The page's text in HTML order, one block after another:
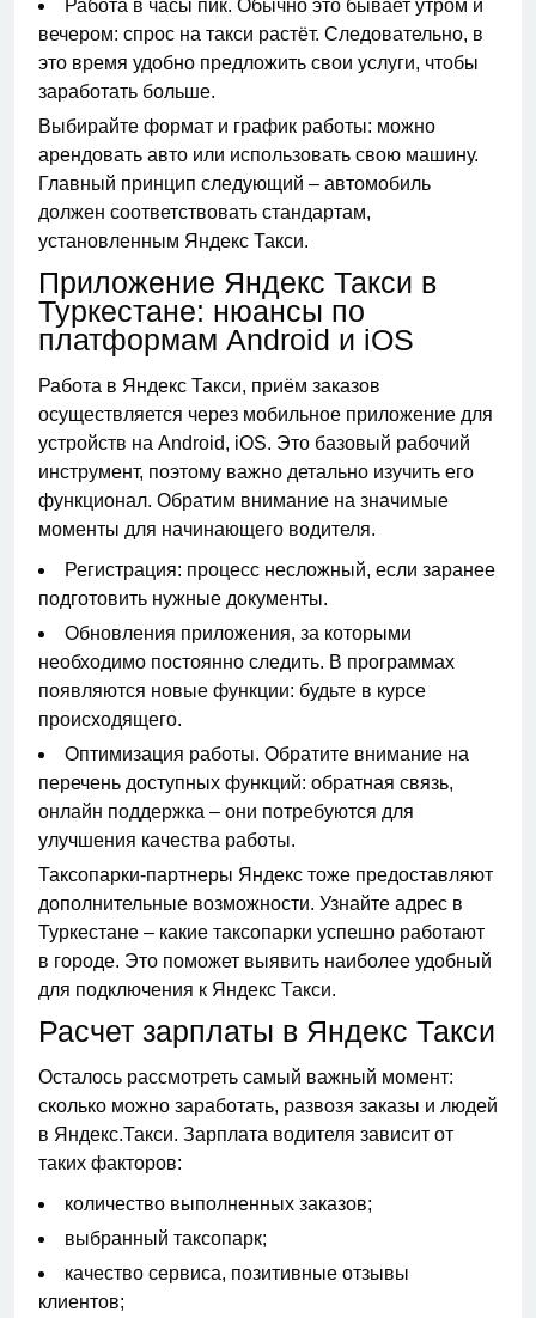
Работа в часы пик. Обычно это бывает утром и
вечером: спрос на такси растёт. Следовательно, в
это время удобно предложить свои услуги, чтобы
заработать больше.
Выбирайте формат и график работы: можно
арендовать авто или использовать свою машину.
Главный принцип следующий – автомобиль
должен соответствовать стандартам,
установленным Яндекс Такси.
Приложение Яндекс Такси в
Туркестане: нюансы по
платформам Android и iOS
Работа в Яндекс Такси, приём заказов
осуществляется через мобильное приложение для
устройств на Android, iOS. Это базовый рабочий
инструмент, поэтому важно детально изучить его
функционал. Обратим внимание на значимые
моменты для начинающего водителя.
Регистрация: процесс несложный, если заранее
подготовить нужные документы.
Обновления приложения, за которыми
необходимо постоянно следить. В программах
появляются новые функции: будьте в курсе
происходящего.
Оптимизация работы. Обратите внимание на
перечень доступных функций: обратная связь,
онлайн поддержка – они потребуются для
улучшения качества работы.
Таксопарки-партнеры Яндекс тоже предоставляют
дополнительные возможности. Узнайте адрес в
Туркестане – какие таксопарки успешно работают
в городе. Это поможет выявить наиболее удобный
для подключения к Яндекс Такси.
Расчет зарплаты в Яндекс Такси
Осталось рассмотреть самый важный момент:
сколько можно заработать, развозя заказы и людей
в Яндекс.Такси. Зарплата водителя зависит от
таких факторов:
количество выполненных заказов;
выбранный таксопарк;
качество сервиса, позитивные отзывы
клиентов;